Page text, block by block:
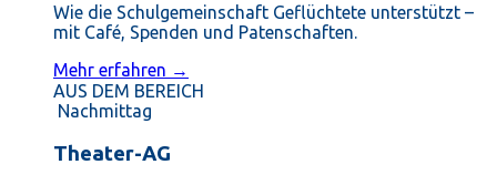
Wie die Schulgemeinschaft Geflüchtete unterstützt –
mit Café, Spenden und Patenschaften.
Mehr erfahren →
AUS DEM BEREICH
Nachmittag
Theater-AG